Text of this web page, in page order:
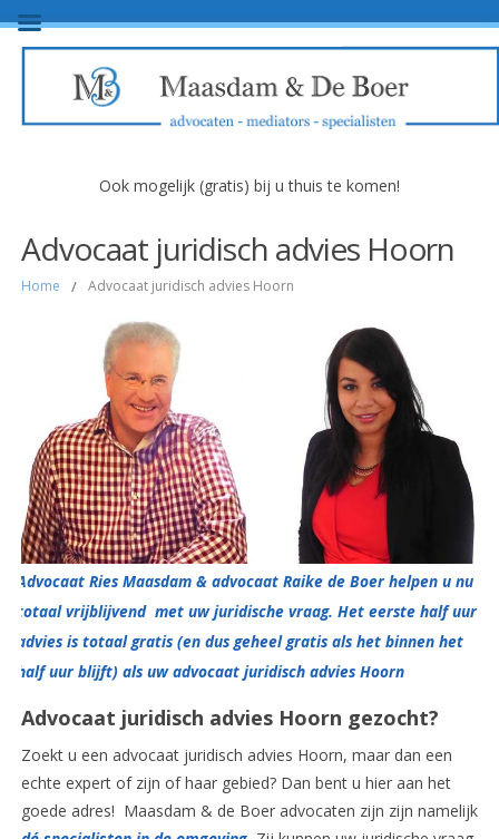
Ook mogelijk (gratis) bij u thuis te komen!
Advocaat juridisch advies Hoorn
Home / Advocaat juridisch advies Hoorn
Advocaat Ries Maasdam & advocaat Raike de Boer helpen u nu
totaal vrijblijvend met uw juridische vraag. Het eerste half uur
advies is totaal gratis (en dus geheel gratis als het binnen het
half uur blijft) als uw advocaat juridisch advies Hoorn
Advocaat juridisch advies Hoorn gezocht?
Zoekt u een advocaat juridisch advies Hoorn, maar dan een
echte expert of zijn of haar gebied? Dan bent u hier aan het
goede adres! Maasdam & de Boer advocaten zijn zijn namelijk